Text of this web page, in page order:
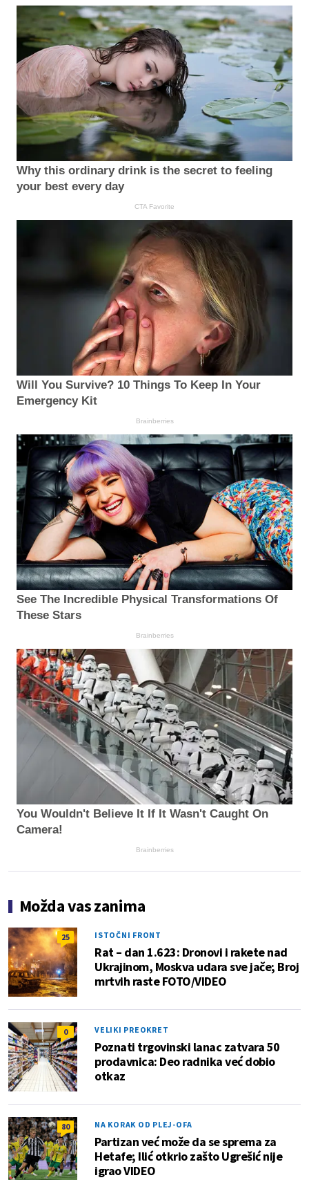
Why this ordinary drink is the secret to feeling
your best every day
CTA Favorite
Will You Survive? 10 Things To Keep In Your
Emergency Kit
Brainberries
See The Incredible Physical Transformations Of
These Stars
Brainberries
You Wouldn't Believe It If It Wasn't Caught On
Camera!
Brainberries
Možda vas zanima
25 ISTOČNI FRONT
Rat – dan 1.623: Dronovi i rakete nad
Ukrajinom, Moskva udara sve jače; Broj
mrtvih raste FOTO/VIDEO
0 VELIKI PREOKRET
Poznati trgovinski lanac zatvara 50
prodavnica: Deo radnika već dobio
otkaz
80 NA KORAK OD PLEJ-OFA
Partizan već može da se sprema za
Hetafe; Ilić otkrio zašto Ugrešić nije
igrao VIDEO